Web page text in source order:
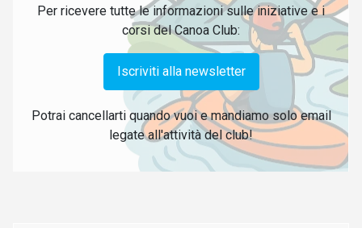
Per ricevere tutte le informazioni sulle iniziative e i
corsi del Canoa Club:
Iscriviti alla newsletter
Potrai cancellarti quando vuoi e mandiamo solo email
legate all'attività del club!